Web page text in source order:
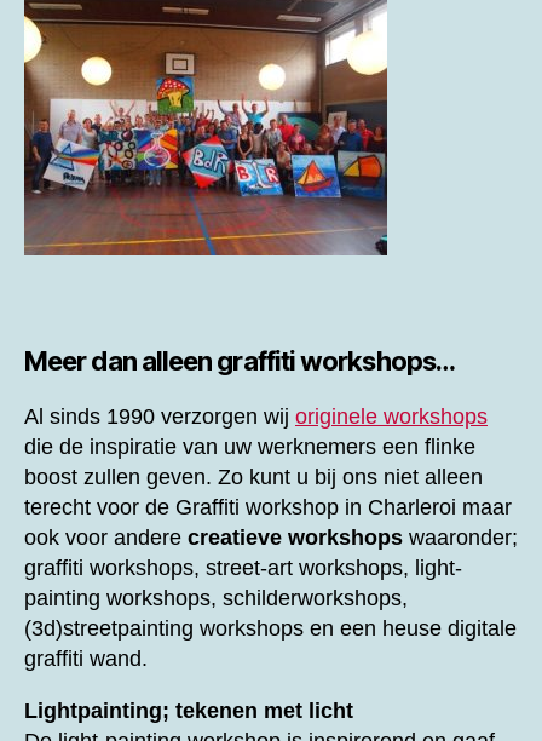
Meer dan alleen graffiti workshops…
Al sinds 1990 verzorgen wij originele workshops
die de inspiratie van uw werknemers een flinke
boost zullen geven. Zo kunt u bij ons niet alleen
terecht voor de Graffiti workshop in Charleroi maar
ook voor andere creatieve workshops waaronder;
graffiti workshops, street-art workshops, light-
painting workshops, schilderworkshops,
(3d)streetpainting workshops en een heuse digitale
graffiti wand.
Lightpainting; tekenen met licht